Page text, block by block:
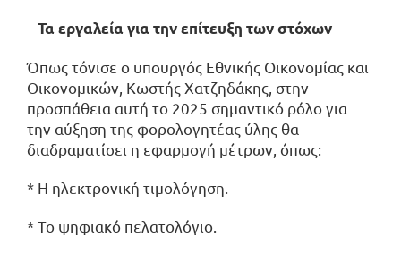
Τα εργαλεία για την επίτευξη των στόχων
Όπως τόνισε ο υπουργός Εθνικής Οικονομίας και
Οικονομικών, Κωστής Χατζηδάκης, στην
προσπάθεια αυτή το 2025 σημαντικό ρόλο για
την αύξηση της φορολογητέας ύλης θα
διαδραματίσει η εφαρμογή μέτρων, όπως:
* Η ηλεκτρονική τιμολόγηση.
* Το ψηφιακό πελατολόγιο.